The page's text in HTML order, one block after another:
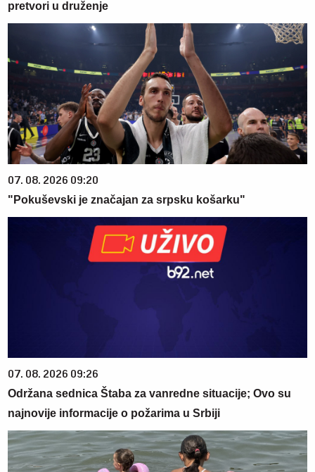
pretvori u druženje
07. 08. 2026 09:20
"Pokuševski je značajan za srpsku košarku"
07. 08. 2026 09:26
Održana sednica Štaba za vanredne situacije; Ovo su
najnovije informacije o požarima u Srbiji